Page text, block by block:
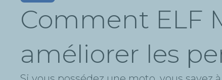
Comment ELF
améliorer les